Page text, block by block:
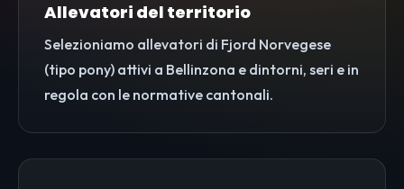
Allevatori del territorio
Selezioniamo allevatori di Fjord Norvegese
(tipo pony) attivi a Bellinzona e dintorni, seri e in
regola con le normative cantonali.